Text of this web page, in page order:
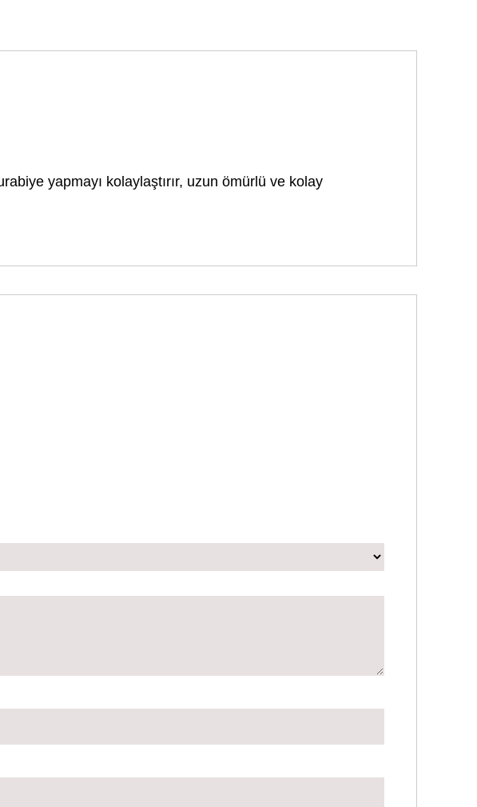
yapmayı kolaylaştırır, uzun ömürlü ve kolay